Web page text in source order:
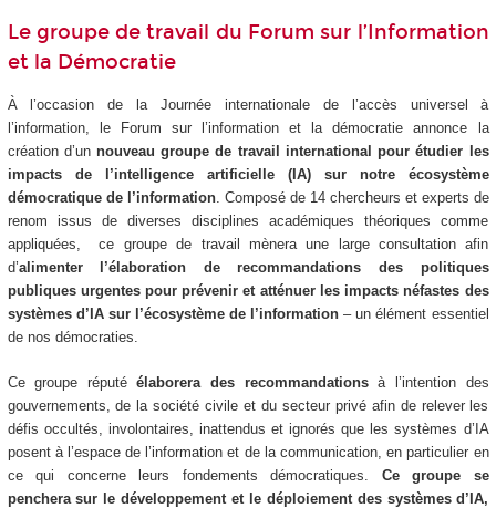
Le groupe de travail du Forum sur l’Information
et la Démocratie
À l’occasion de la Journée internationale de l’accès universel à
l’information, le Forum sur l’information et la démocratie annonce la
création d’un nouveau groupe de travail international pour étudier les
impacts de l’intelligence artificielle (IA) sur notre écosystème
démocratique de l’information. Composé de 14 chercheurs et experts de
renom issus de diverses disciplines académiques théoriques comme
appliquées, ce groupe de travail mènera une large consultation afin
d’alimenter l’élaboration de recommandations des politiques
publiques urgentes pour prévenir et atténuer les impacts néfastes des
systèmes d’IA sur l’écosystème de l’information – un élément essentiel
de nos démocraties.
Ce groupe réputéélaborera des recommandationsà l’intention des
gouvernements, de la société civile et du secteur privé afin de relever les
défis occultés, involontaires, inattendus et ignorés que les systèmes d’IA
posent à l’espace de l’information et de la communication, en particulier en
ce qui concerne leurs fondements démocratiques. Ce groupe se
penchera sur le développement et le déploiement des systèmes d’IA,